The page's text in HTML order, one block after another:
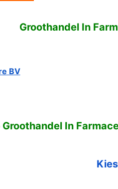
Groothandel In
BV
Groothandel In